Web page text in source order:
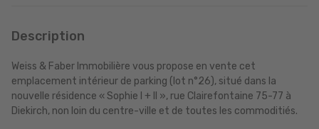
Description
Weiss & Faber Immobilière vous propose en vente cet
emplacement intérieur de parking (lot n°26), situé dans la
nouvelle résidence « Sophie I + II », rue Clairefontaine 75-77 à
Diekirch, non loin du centre-ville et de toutes les commoditiés.